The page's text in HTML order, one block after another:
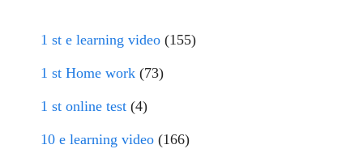
1 st e learning video (155)
1 st Home work (73)
1 st online test (4)
10 e learning video (166)